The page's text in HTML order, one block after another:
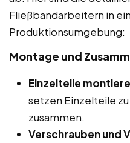
Fließbandarbeitern in
Produktionsumgebung:
Montage und
Einzelteile
setzen Einzelteile
zusammen.
Verschrauben und